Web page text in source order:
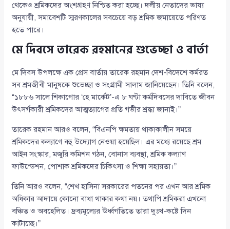
থেকেও শ্রমিকদের অংশগ্রহণ নিশ্চিত করা হচ্ছে। দলীয় নেতাদের ভাষ্য
অনুযায়ী, সমাবেশটি স্মরণকালের সবচেয়ে বড় শ্রমিক জমায়েতে পরিণত
হতে পারে।
মে দিবসে তারেক রহমানের শুভেচ্ছা ও বার্তা
মে দিবস উপলক্ষে এক প্রেস বার্তায় তারেক রহমান দেশ-বিদেশে কর্মরত
সব শ্রমজীবী মানুষকে শুভেচ্ছা ও সংগ্রামী সালাম জানিয়েছেন। তিনি বলেন,
“১৮৮৬ সালে শিকাগোর ‘হে মার্কেট’-এ ৮ ঘণ্টা কর্মদিবসের দাবিতে জীবন
উৎসর্গকারী শ্রমিকদের আত্মত্যাগের প্রতি গভীর শ্রদ্ধা জানাই।”
তারেক রহমান আরও বলেন, “বিএনপি ক্ষমতায় থাকাকালীন সময়ে
শ্রমিকদের কল্যাণে বহু উদ্যোগ নেওয়া হয়েছিল। এর মধ্যে রয়েছে শ্রম
আইন সংস্কার, মজুরি কমিশন গঠন, বোনাস ব্যবস্থা, শ্রমিক কল্যাণ
ফাউন্ডেশন, পোশাক শ্রমিকদের চিকিৎসা ও শিক্ষা সহায়তা।”
তিনি আরও বলেন, “শেখ হাসিনা সরকারের পতনের পর এখন আর শ্রমিক
অধিকার আদায়ে কোনো বাধা থাকার কথা নয়। তথাপি শ্রমিকরা এখনো
বঞ্চিত ও অবহেলিত। দ্রব্যমূল্যের ঊর্ধ্বগতিতে তারা দুঃখ-কষ্টে দিন
কাটাচ্ছে।”